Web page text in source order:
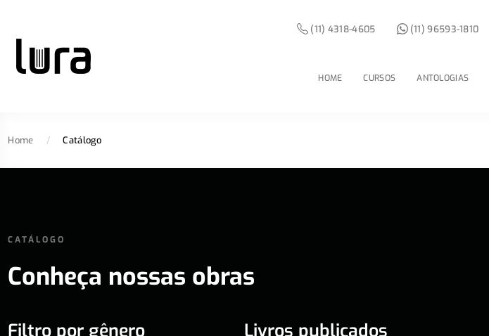
HOME CURSOS ANTOLOGIAS
(11) 4318-4605 (11) 96593-1810
Home / Catálogo
CATÁLOGO
Conheça nossas obras
Filtro por gênero Livros publicados